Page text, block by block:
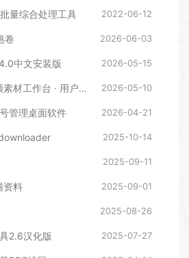
量综合处理工具 2022-06-12
卷 2026-06-03
中文安装版 2026-05-15
台词向剪切素材-聚颜素材工作台 · 用户使用说明 2026-05-10
管理桌面软件 2026-04-21
2025-10-14
2025-09-11
资料 2025-09-01
2025-08-26
2.6汉化版 2025-07-27